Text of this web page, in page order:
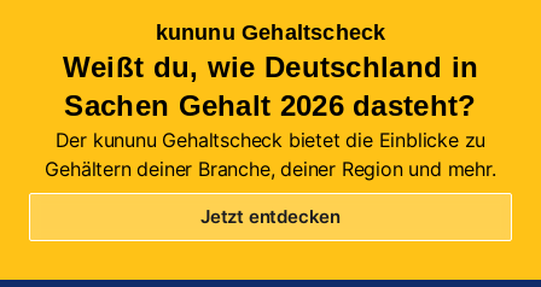
kununu Gehaltscheck
Weißt du, wie Deutschland in
Sachen Gehalt 2026 dasteht?
Der kununu Gehaltscheck bietet die Einblicke zu
Gehältern deiner Branche, deiner Region und mehr.
Jetzt entdecken